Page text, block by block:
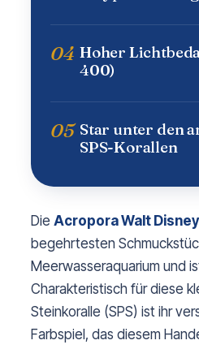
04 Hoher
400)
05 Star unter den
SPS-Korallen
Die Acropora Walt Disney
begehrtesten
Meerwasseraquarium und
Charakteristisch für diese
Steinkoralle (SPS) ist ihr
Farbspiel, das diesem